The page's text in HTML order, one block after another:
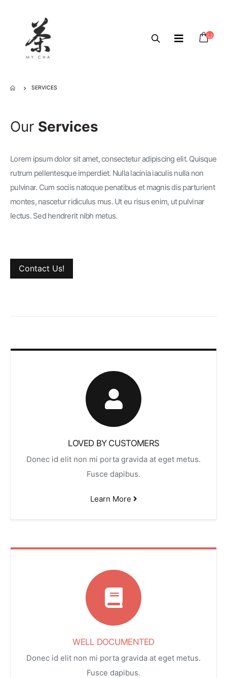
SERVICES
Our Services
Lorem ipsum dolor sit amet, consectetur adipiscing elit. Quisque
rutrum pellentesque imperdiet. Nulla lacinia iaculis nulla non
pulvinar. Cum sociis natoque penatibus et magnis dis parturient
montes, nascetur ridiculus mus. Ut eu risus enim, ut pulvinar
lectus. Sed hendrerit nibh metus.
Contact Us!
LOVED BY CUSTOMERS
Donec id elit non mi porta gravida at eget metus.
Fusce dapibus.
Learn More
WELL DOCUMENTED
Donec id elit non mi porta gravida at eget metus.
Fusce dapibus.